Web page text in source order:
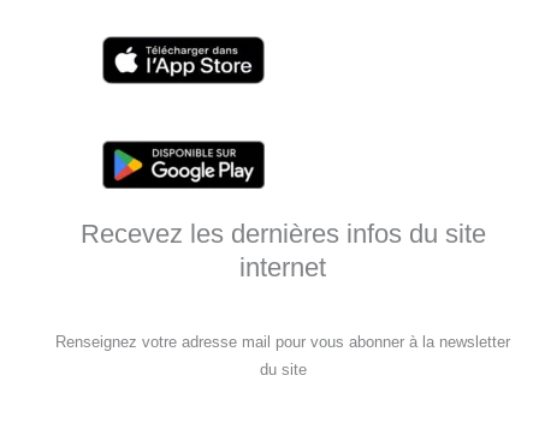
Recevez les dernières infos du site
internet
Renseignez votre adresse mail pour vous abonner à la newsletter
du site